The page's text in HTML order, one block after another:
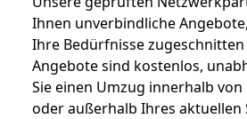
Ihnen unverbindliche
Ihre Bedürfnisse zugeschnitten
Angebote sind kostenlos,
Sie einen Umzug innerhalb
oder außerhalb Ihres aktuellen